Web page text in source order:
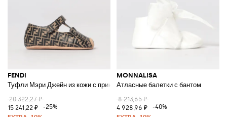
FENDI
Туфли Мэри Джейн из кожи с принтом монограммы FF
20 322,27 ₽
15 241,22 ₽
-25%
MONNALISA
Атласные балетки с бантом
8 213,65 ₽
4 928,96 ₽
-40%